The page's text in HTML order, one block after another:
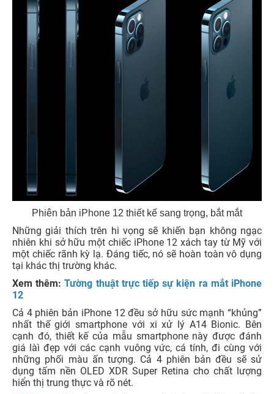
Phiên bản iPhone 12 thiết kế sang trọng, bắt mắt
Những giải thích trên hi vọng sẽ khiến bạn không ngạc
nhiên khi sở hữu một chiếc iPhone 12 xách tay từ Mỹ với
một chiếc rãnh kỳ lạ. Đáng tiếc, nó sẽ hoàn toàn vô dụng
tại khác thị trường khác.
Xem thêm:Tường thuật trực tiếp sự kiện ra mắt iPhone
12
Cả 4 phiên bản iPhone 12 đều sở hữu sức mạnh “khủng”
nhất thế giới smartphone với xi xử lý A14 Bionic. Bên
cạnh đó, thiết kế của mẫu smartphone này được đánh
giá làì đẹp với các cạnh vuông vức, cá tính, đi cùng với
những phối màu ấn tượng. Cả 4 phiên bản đều sẽ sử
dụng tấm nền OLED XDR Super Retina cho chất lượng
hiển thị trung thực và rõ nét.